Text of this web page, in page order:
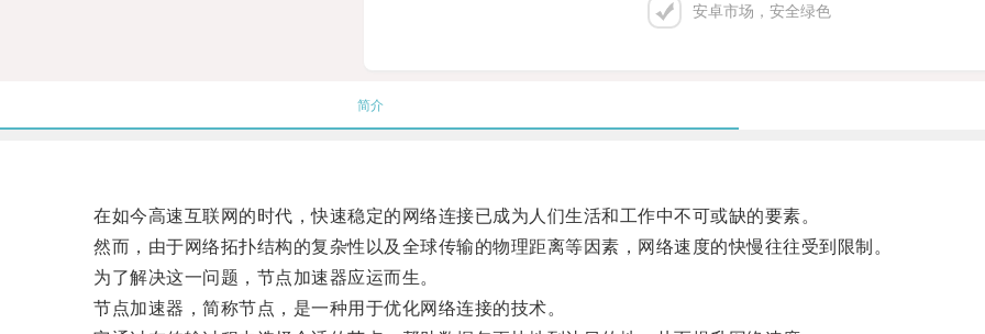
安卓市场，安全绿色
简介
在如今高速互联网的时代，快速稳定的网络连接已成为人们生活和工作中不可或缺的要素。
然而，由于网络拓扑结构的复杂性以及全球传输的物理距离等因素，网络速度的快慢往往受到限制。
为了解决这一问题，节点加速器应运而生。
节点加速器，简称节点，是一种用于优化网络连接的技术。